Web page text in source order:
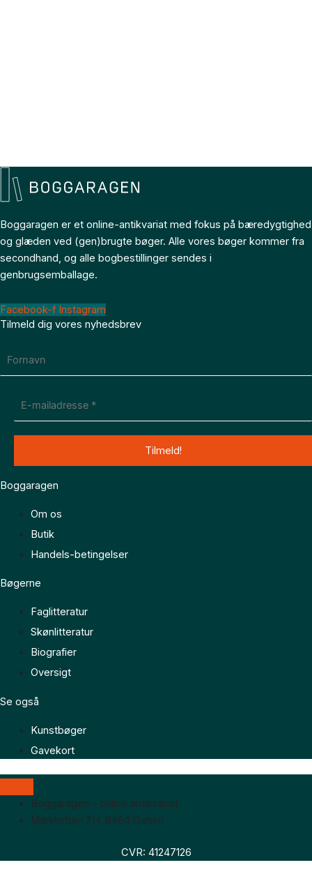
Boggaragen er et online-antikvariat med fokus på bæredygtighed
og glæden ved (gen)brugte bøger. Alle vores bøger kommer fra
secondhand, og alle bogbestillinger sendes i
genbrugsemballage.
Facebook-f Instagram
Tilmeld dig vores nyhedsbrev
Boggaragen
Om os
Butik
Handels-betingelser
Bøgerne
Faglitteratur
Skønlitteratur
Biografier
Oversigt
Se også
Kunstbøger
Gavekort
Boggaragen – online antikvariat
Marktoften 7H, 8464 Galten
CVR: 41247126